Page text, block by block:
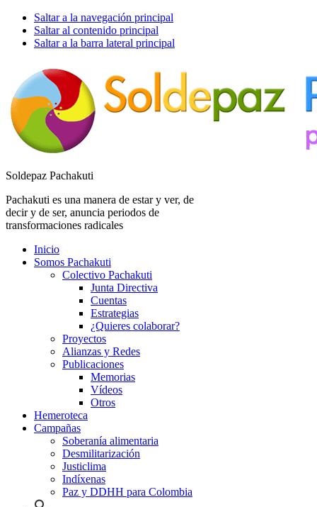
Saltar a la navegación principal
Saltar al contenido principal
Saltar a la barra lateral principal
Soldepaz Pachakuti
Pachakuti es una manera de estar y ver, de
decir y de ser, anuncia periodos de
transformaciones radicales
Inicio
Somos Pachakuti
Colectivo Pachakuti
Junta Directiva
Cuentas
Estrategias
¿Quieres colaborar?
Proyectos
Alianzas y Redes
Publicaciones
Memorias
Vídeos
Otros
Hemeroteca
Campañas
Soberanía alimentaria
Desmilitarización
Justiclima
Indíxenas
Paz y DDHH para Colombia